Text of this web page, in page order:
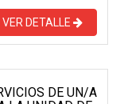
VER DETALLE
DE UN/A